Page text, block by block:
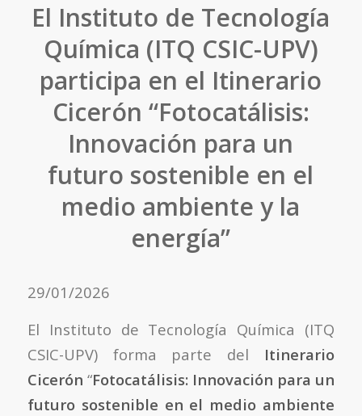
El Instituto de Tecnología
Química (ITQ CSIC-UPV)
participa en el Itinerario
Cicerón “Fotocatálisis:
Innovación para un
futuro sostenible en el
medio ambiente y la
energía”
29/01/2026
El Instituto de Tecnología Química (ITQ
CSIC-UPV) forma parte del Itinerario
Cicerón “Fotocatálisis: Innovación para un
futuro sostenible en el medio ambiente